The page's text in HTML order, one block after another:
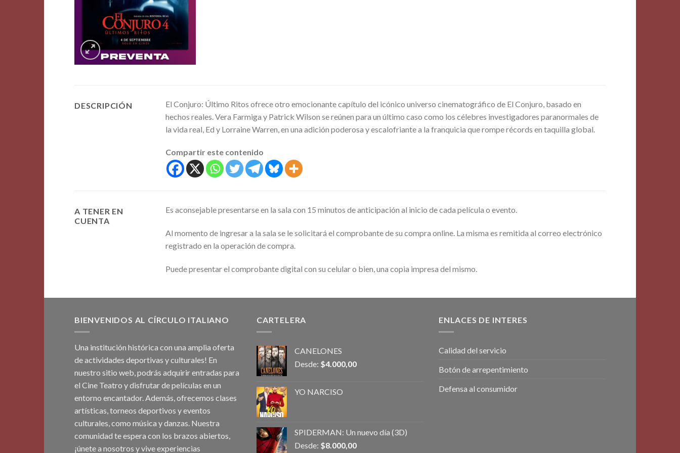
DESCRIPCIÓN
El Conjuro: Último Ritos ofrece otro emocionante capítulo del icónico universo cinematográfico de El Conjuro, basado en
hechos reales. Vera Farmiga y Patrick Wilson se reúnen para un último caso como los célebres investigadores paranormales de
la vida real, Ed y Lorraine Warren, en una adición poderosa y escalofriante a la franquicia que rompe récords en taquilla global.
Compartir este contenido
A TENER EN
CUENTA
Es aconsejable presentarse en la sala con 15 minutos de anticipación al inicio de cada película o evento.
Al momento de ingresar a la sala se le solicitará el comprobante de su compra online. La misma es remitida al correo electrónico
registrado en la operación de compra.
Puede presentar el comprobante digital con su celular o bien, una copia impresa del mismo.
BIENVENIDOS AL CÍRCULO ITALIANO
Una institución histórica con una amplia oferta
de actividades deportivas y culturales! En
nuestro sitio web, podrás adquirir entradas para
el Cine Teatro y disfrutar de películas en un
entorno encantador. Además, ofrecemos clases
artísticas, torneos deportivos y eventos
culturales, como música y danzas. Nuestra
comunidad te espera con los brazos abiertos,
¡únete a nosotros y vive experiencias
CARTELERA
CANELONES
Desde: $4.000,00
YO NARCISO
SPIDERMAN: Un nuevo día (3D)
Desde: $8.000,00
ENLACES DE INTERES
Calidad del servicio
Botón de arrepentimiento
Defensa al consumidor